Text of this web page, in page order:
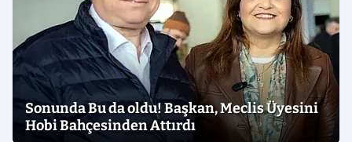
Sonunda Bu da oldu! Başkan, Meclis Üyesini
Hobi Bahçesinden Attırdı